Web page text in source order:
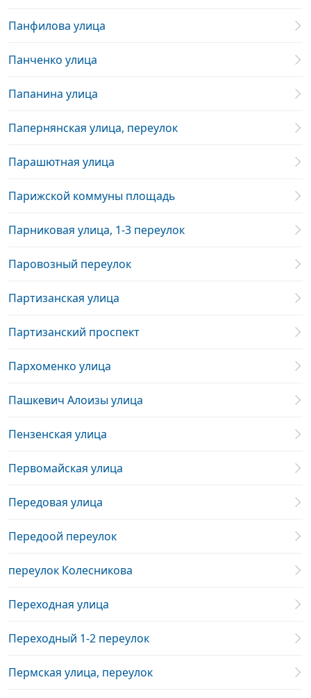
Панфилова улица
Панченко улица
Папанина улица
Папернянская улица, переулок
Парашютная улица
Парижской коммуны площадь
Парниковая улица, 1-3 переулок
Паровозный переулок
Партизанская улица
Партизанский проспект
Пархоменко улица
Пашкевич Алоизы улица
Пензенская улица
Первомайская улица
Передовая улица
Передоой переулок
переулок Колесникова
Переходная улица
Переходный 1-2 переулок
Пермская улица, переулок